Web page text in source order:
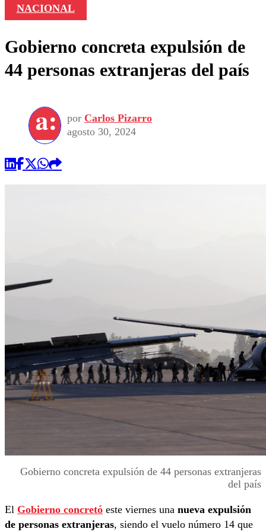
NACIONAL
Gobierno concreta expulsión de
44 personas extranjeras del país
por Carlos Pizarro
agosto 30, 2024
Gobierno concreta expulsión de 44 personas extranjeras
del país
El Gobierno concretó este viernes una nueva expulsión
de personas extranjeras, siendo el vuelo número 14 que